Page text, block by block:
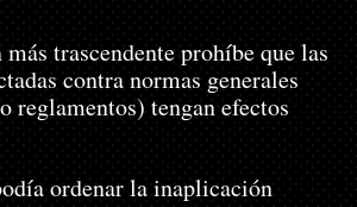
trascendente prohíbe que las
contra normas generales
reglamentos) tengan efectos
ordenar la inaplicación